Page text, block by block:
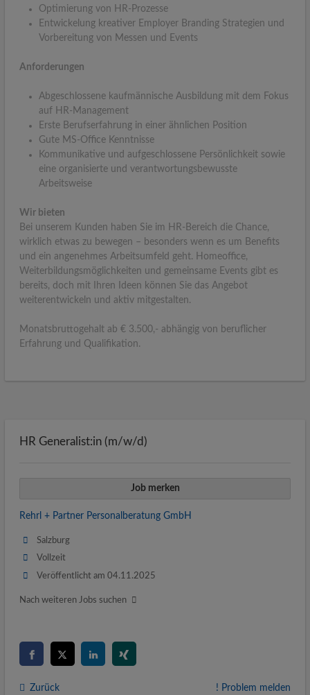
Optimierung von HR-Prozesse
Entwickelung kreativer Employer Branding Strategien und
Vorbereitung von Messen und Events
Anforderungen
Abgeschlossene kaufmännische Ausbildung mit dem Fokus
auf HR-Management
Erste Berufserfahrung in einer ähnlichen Position
Gute MS-Office Kenntnisse
Kommunikative und aufgeschlossene Persönlichkeit sowie
eine organisierte und verantwortungsbewusste
Arbeitsweise
Wir bieten
Bei unserem Kunden haben Sie im HR-Bereich die Chance,
wirklich etwas zu bewegen – besonders wenn es um Benefits
und ein angenehmes Arbeitsumfeld geht. Homeoffice,
Weiterbildungsmöglichkeiten und gemeinsame Events gibt es
bereits, doch mit Ihren Ideen können Sie das Angebot
weiterentwickeln und aktiv mitgestalten.
Monatsbruttogehalt ab € 3.500,- abhängig von beruflicher
Erfahrung und Qualifikation.
HR Generalist:in (m/w/d)
Job merken
Rehrl + Partner Personalberatung GmbH
Salzburg
Vollzeit
Veröffentlicht am 04.11.2025
Nach weiteren Jobs suchen
Zurück ! Problem melden